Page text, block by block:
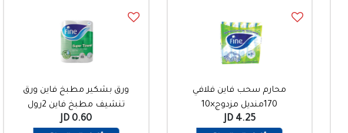
محارم سحب فاين فلافي
170منديل مزدوج×10
4.25 JD
ورق بشكير مطبخ فاين ورق
تنشيف مطبخ فاين 2رول
0.60 JD